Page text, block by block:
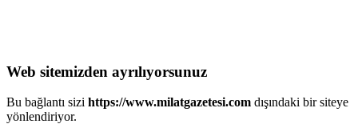
Web sitemizden ayrılıyorsunuz
Bu bağlantı sizi https://www.milatgazetesi.com dışındaki bir siteye
yönlendiriyor.